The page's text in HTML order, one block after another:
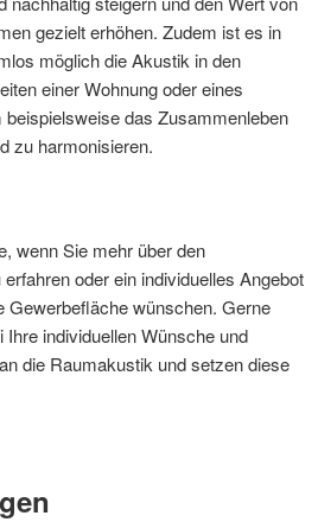
gezielt erhöhen. Zudem ist es in
möglich die Akustik in den
einer Wohnung oder eines
das Zusammenleben
zu harmonisieren.
wenn Sie mehr über den
oder ein individuelles Angebot
Gewerbefläche wünschen. Gerne
individuellen Wünsche und
die Raumakustik und setzen diese